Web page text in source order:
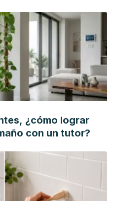
¿cómo lograr
con un tutor?